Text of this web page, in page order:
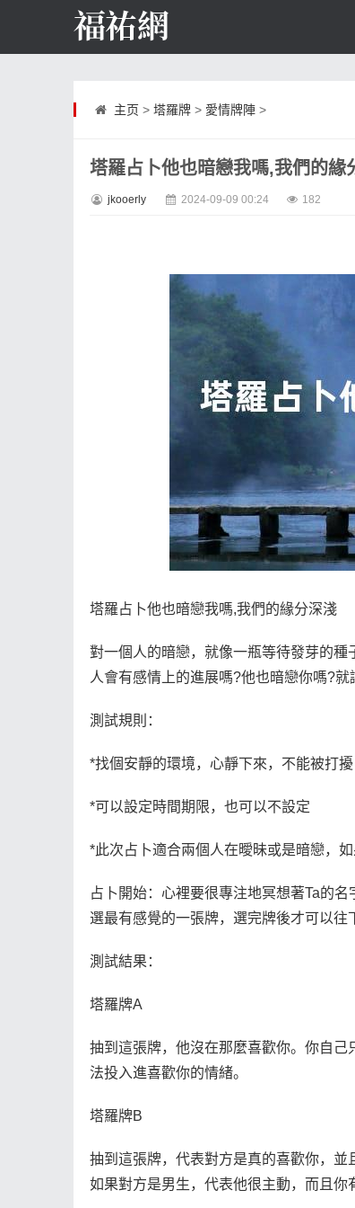
主页 > 塔羅牌> 愛情牌陣>
塔羅占卜他也暗戀我嗎,我們的緣
jkooerly 2024-09-09 00:24 182
塔羅占卜他也暗戀我嗎,我們的緣分深淺
對一個人的暗戀，就像一瓶等待發芽的
人會有感情上的進展嗎?他也暗戀你嗎?就
測試規則：
*找個安靜的環境，心靜下來，不能被打擾
*可以設定時間期限，也可以不設定
*此次占卜適合兩個人在曖昧或是暗戀，
占卜開始：心裡要很專注地冥想著Ta的
選最有感覺的一張牌，選完牌後才可以往
測試結果：
塔羅牌A
抽到這張牌，他沒在那麼喜歡你。你自
法投入進喜歡你的情緒。
塔羅牌B
抽到這張牌，代表對方是真的喜歡你，並
如果對方是男生，代表他很主動，而且你